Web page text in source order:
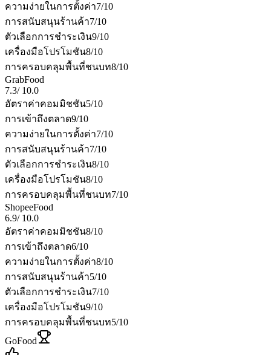
ความง่ายในการตั้งค่า7/10
การสนับสนุนร้านค้า7/10
ตัวเลือกการชำระเงิน9/10
เครื่องมือโปรโมชัน8/10
การครอบคลุมพื้นที่ชนบท8/10
GrabFood
7.3/ 10.0
อัตราค่าคอมมิชชัน5/10
การเข้าถึงตลาด9/10
ความง่ายในการตั้งค่า7/10
การสนับสนุนร้านค้า7/10
ตัวเลือกการชำระเงิน8/10
เครื่องมือโปรโมชัน8/10
การครอบคลุมพื้นที่ชนบท7/10
ShopeeFood
6.9/ 10.0
อัตราค่าคอมมิชชัน8/10
การเข้าถึงตลาด6/10
ความง่ายในการตั้งค่า8/10
การสนับสนุนร้านค้า5/10
ตัวเลือกการชำระเงิน7/10
เครื่องมือโปรโมชัน9/10
การครอบคลุมพื้นที่ชนบท5/10
GoFood